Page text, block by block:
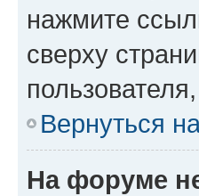
нажмите
сверху
Вернуться
На форуме